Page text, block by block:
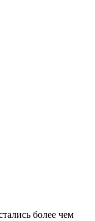
более чем